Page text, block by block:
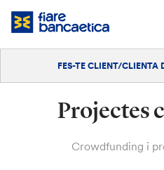
Salta
Iniciar sessió
Fes-te'n client/clienta
FES-TE CLIENT/CLIENTA
Projectes
Crowdfunding i